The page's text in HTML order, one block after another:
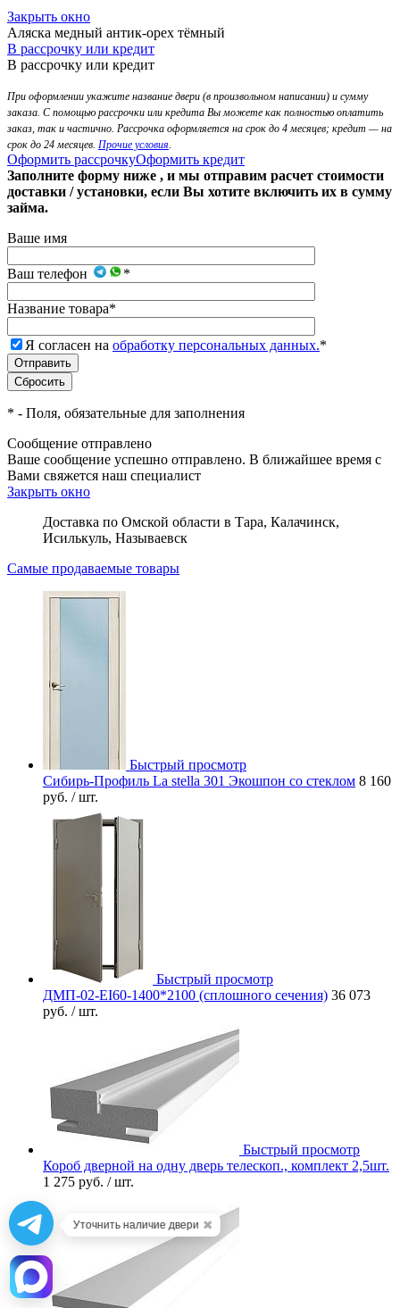
Закрыть окно
Аляска медный антик-орех тёмный
В рассрочку или кредит
В рассрочку или кредит
При оформлении укажите название двери (в произвольном написании) и сумму
заказа. С помощью рассрочки или кредита Вы можете как полностью оплатить
заказ, так и частично. Рассрочка оформляется на срок до 4 месяцев; кредит — на
срок до 24 месяцев. Прочие условия.
Оформить рассрочкуОформить кредит
Заполните форму ниже , и мы отправим расчет стоимости
доставки / установки, если Вы хотите включить их в сумму
займа.
Ваше имя
Ваш телефон *
Название товара*
Я согласен на обработку персональных данных.*
* - Поля, обязательные для заполнения
Сообщение отправлено
Ваше сообщение успешно отправлено. В ближайшее время с
Вами свяжется наш специалист
Закрыть окно
Доставка по Омской области в Тара, Калачинск,
Исилькуль, Называевск
Самые продаваемые товары
Быстрый просмотр
Сибирь-Профиль La stella 301 Экошпон со стеклом 8 160
руб. / шт.
Быстрый просмотр
ДМП-02-EI60-1400*2100 (сплошного сечения) 36 073
руб. / шт.
Быстрый просмотр
Короб дверной на одну дверь телескоп., комплект 2,5шт.
1 275 руб. / шт.
Уточнить наличие двери ✖